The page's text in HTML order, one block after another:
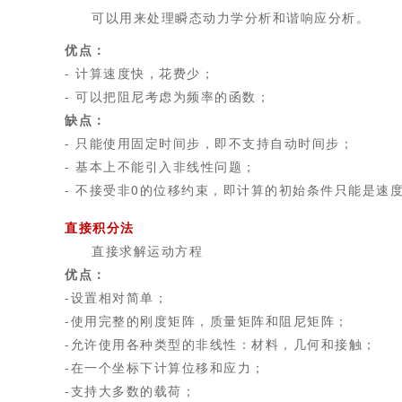
可以用来处理瞬态动力学分析和谐响应分析。
优点：
- 计算速度快，花费少；
- 可以把阻尼考虑为频率的函数；
缺点：
- 只能使用固定时间步，即不支持自动时间步；
- 基本上不能引入非线性问题；
- 不接受非0的位移约束，即计算的初始条件只能是速度
直接积分法
直接求解运动方程
优点：
-设置相对简单；
-使用完整的刚度矩阵，质量矩阵和阻尼矩阵；
-允许使用各种类型的非线性：材料，几何和接触；
-在一个坐标下计算位移和应力；
-支持大多数的载荷；